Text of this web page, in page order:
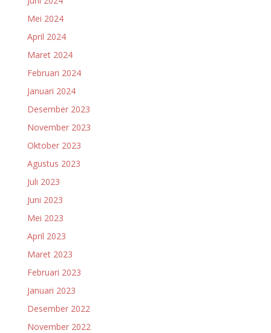
Mei 2024
April 2024
Maret 2024
Februari 2024
Januari 2024
Desember 2023
November 2023
Oktober 2023
Agustus 2023
Juli 2023
Juni 2023
Mei 2023
April 2023
Maret 2023
Februari 2023
Januari 2023
Desember 2022
November 2022